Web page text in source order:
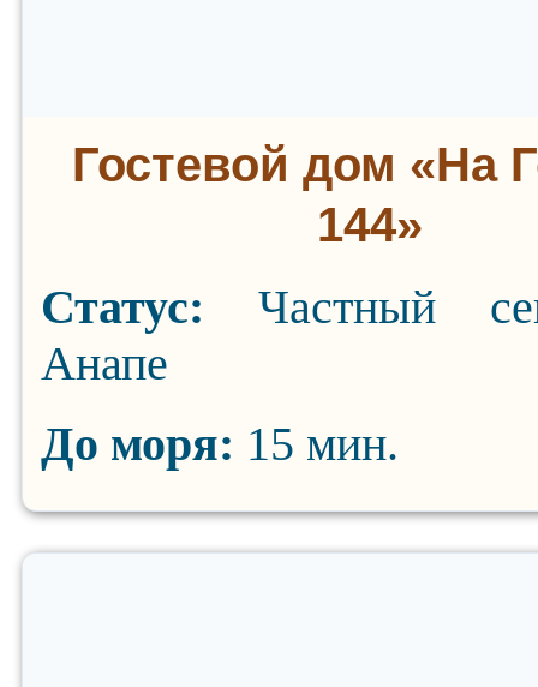
Гостевой дом «На
144»
Статус:Частный
Анапе
До моря: 15 мин.